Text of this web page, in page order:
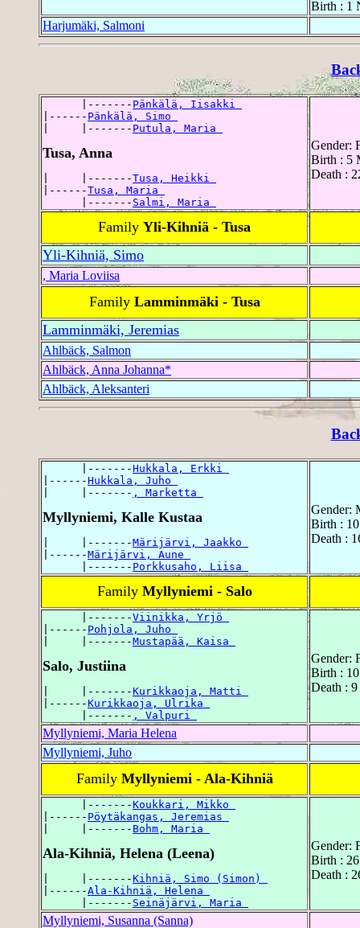
Birth : 1
Harjumäki, Salmoni
      |-------
Pänkälä, Iisakki
|------ Pänkälä, Simo
|     |------- Putula, Maria
Tusa, Anna
|     |-------Tusa, Heikki
|------Tusa, Maria
      |-------
Salmi, Maria
Gender:
Birth : 5
Death :
Family Yli-Kihniä - Tusa
Yli-Kihniä, Simo
, Maria Loviisa
Family Lamminmäki - Tusa
Lamminmäki, Jeremias
Ahlbäck, Salmon
Ahlbäck, Anna Johanna*
Ahlbäck, Aleksanteri
      |-------
Hukkala, Erkki
|------Hukkala, Juho
|     |------- , Marketta
Myllyniemi, Kalle Kustaa
|     |-------Märijärvi, Jaakko
|------Märijärvi, Aune
      |-------
Porkkusaho, Liisa
Gender:
Birth :
Death :
Family Myllyniemi - Salo
      |-------
Viinikka, Yrjö
|------ Pohjola, Juho
|     |-------Mustapää, Kaisa
Salo, Justiina
|     |-------Kurikkaoja, Matti
|------Kurikkaoja, Ulrika
      |-------
, Valpuri
Gender:
Birth :
Death :
Myllyniemi, Maria Helena
Myllyniemi, Juho
Family Myllyniemi - Ala-Kihniä
      |-------
Koukkari, Mikko
|------ Pöytäkangas, Jeremias
|     |------- Bohm, Maria
Ala-Kihniä, Helena (Leena)
|     |-------Kihniä, Simo (Simon)
|------Ala-Kihniä, Helena
      |-------
Seinäjärvi, Maria
Gender:
Birth :
Death :
Myllyniemi, Susanna (Sanna)